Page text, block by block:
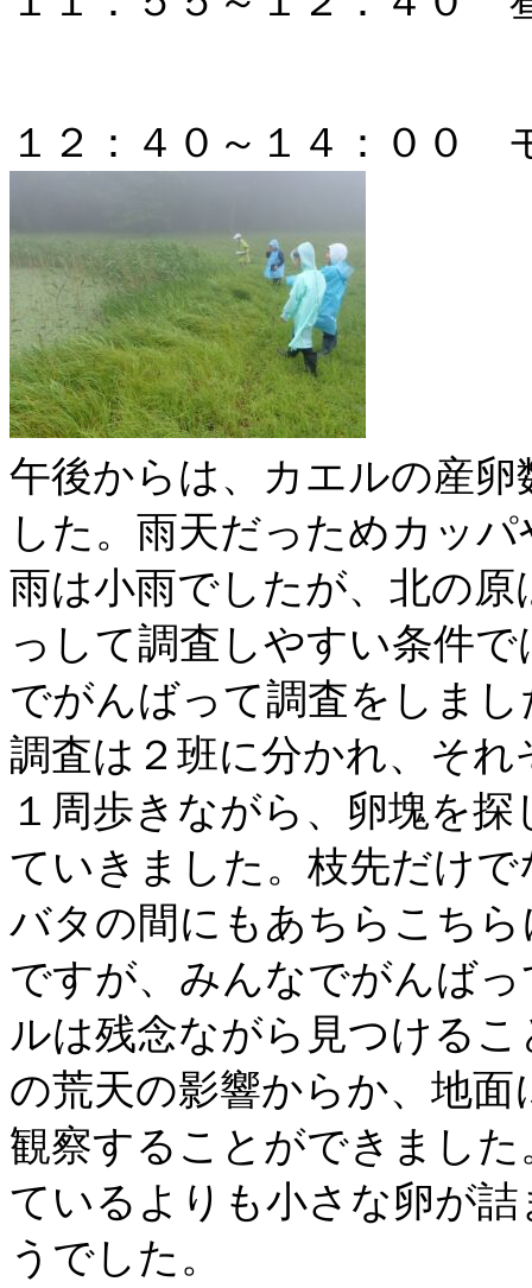
１２：４０～１４：００
午後からは、カエルの産
した。雨天だっためカッ
雨は小雨でしたが、北の
っして調査しやすい条件
でがんばって調査をしまし
調査は２班に分かれ、そ
１周歩きながら、卵塊を
ていきました。枝先だけ
バタの間にもあちらこち
ですが、みんなでがんば
ルは残念ながら見つける
の荒天の影響からか、地
観察することができまし
ているよりも小さな卵が
うでした。